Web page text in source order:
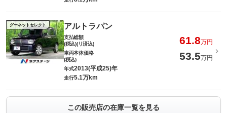
グーネットセレクト アルトラパン
支払総額
(税込)(リ済込)
61.8万円
車両本体価格
(税込)
53.5万円
年式2013(平成25)年
走行5.1万km
この販売店の在庫一覧を見る